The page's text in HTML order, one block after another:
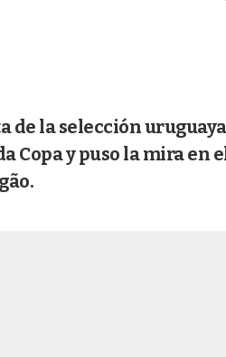
de la selección
Copa y puso la mira en